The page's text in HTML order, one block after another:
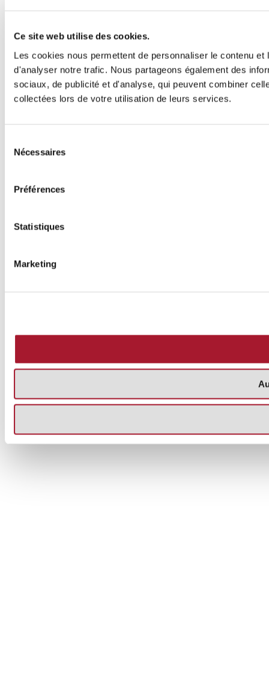
Ce site web utilise des cookies.
Les cookies nous permettent de personnaliser le contenu
d'analyser notre trafic. Nous partageons également des
sociaux, de publicité et d'analyse, qui peuvent combiner
collectées lors de votre utilisation de leurs services.
Nécessaires
Préférences
Statistiques
Marketing